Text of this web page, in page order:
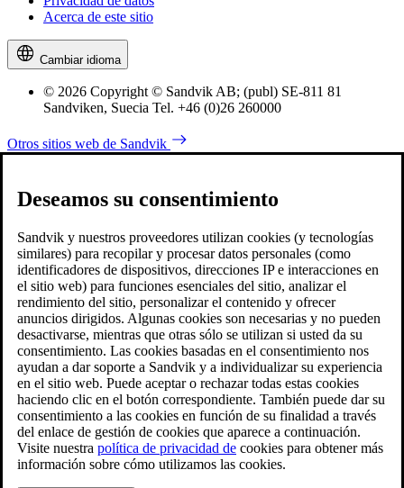
Acerca de este sitio
Cambiar idioma
© 2026 Copyright © Sandvik AB; (publ) SE-811 81
Sandviken, Suecia Tel. +46 (0)26 260000
Otros sitios web de Sandvik
Deseamos su consentimiento
Sandvik y nuestros proveedores utilizan cookies (y tecnologías
similares) para recopilar y procesar datos personales (como
identificadores de dispositivos, direcciones IP e interacciones en
el sitio web) para funciones esenciales del sitio, analizar el
rendimiento del sitio, personalizar el contenido y ofrecer
anuncios dirigidos. Algunas cookies son necesarias y no pueden
desactivarse, mientras que otras sólo se utilizan si usted da su
consentimiento. Las cookies basadas en el consentimiento nos
ayudan a dar soporte a Sandvik y a individualizar su experiencia
en el sitio web. Puede aceptar o rechazar todas estas cookies
haciendo clic en el botón correspondiente. También puede dar su
consentimiento a las cookies en función de su finalidad a través
del enlace de gestión de cookies que aparece a continuación.
Visite nuestra política de privacidad de cookies para obtener más
información sobre cómo utilizamos las cookies.